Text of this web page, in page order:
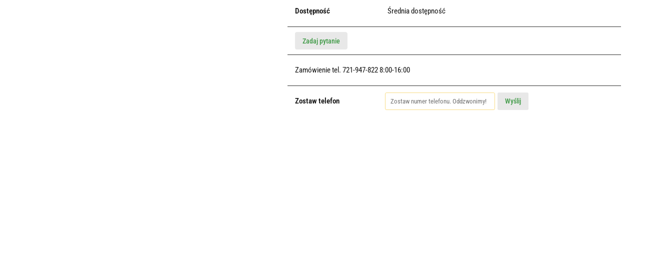
Dostępność Średnia dostępność
Zadaj pytanie
Zamówienie tel. 721-947-822 8:00-16:00
Zostaw telefon Wyślij